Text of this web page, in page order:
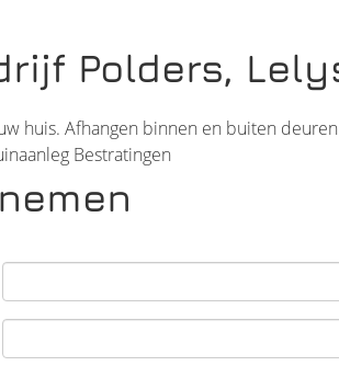
Polders,
huis. Afhangen binnen en buiten
Bestratingen